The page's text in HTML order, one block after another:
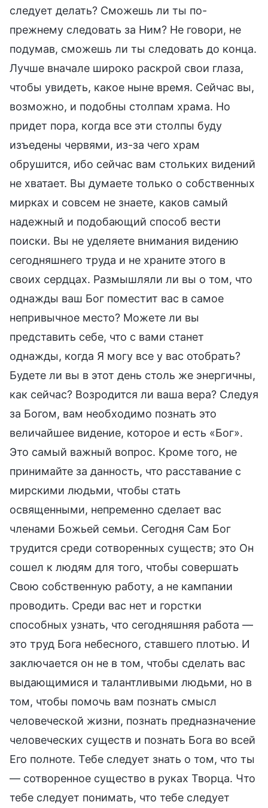
следует делать? Сможешь ли ты по-
прежнему следовать за Ним? Не говори, не
подумав, сможешь ли ты следовать до конца.
Лучше вначале широко раскрой свои глаза,
чтобы увидеть, какое ныне время. Сейчас вы,
возможно, и подобны столпам храма. Но
придет пора, когда все эти столпы буду
изъедены червями, из-за чего храм
обрушится, ибо сейчас вам стольких видений
не хватает. Вы думаете только о собственных
мирках и совсем не знаете, каков самый
надежный и подобающий способ вести
поиски. Вы не уделяете внимания видению
сегодняшнего труда и не храните этого в
своих сердцах. Размышляли ли вы о том, что
однажды ваш Бог поместит вас в самое
непривычное место? Можете ли вы
представить себе, что с вами станет
однажды, когда Я могу все у вас отобрать?
Будете ли вы в этот день столь же энергичны,
как сейчас? Возродится ли ваша вера? Следуя
за Богом, вам необходимо познать это
величайшее видение, которое и есть «Бог».
Это самый важный вопрос. Кроме того, не
принимайте за данность, что расставание с
мирскими людьми, чтобы стать
освященными, непременно сделает вас
членами Божьей семьи. Сегодня Сам Бог
трудится среди сотворенных существ; это Он
сошел к людям для того, чтобы совершать
Свою собственную работу, а не кампании
проводить. Среди вас нет и горстки
способных узнать, что сегодняшняя работа —
это труд Бога небесного, ставшего плотью. И
заключается он не в том, чтобы сделать вас
выдающимися и талантливыми людьми, но в
том, чтобы помочь вам познать смысл
человеческой жизни, познать предназначение
человеческих существ и познать Бога во всей
Его полноте. Тебе следует знать о том, что ты
— сотворенное существо в руках Творца. Что
тебе следует понимать, что тебе следует